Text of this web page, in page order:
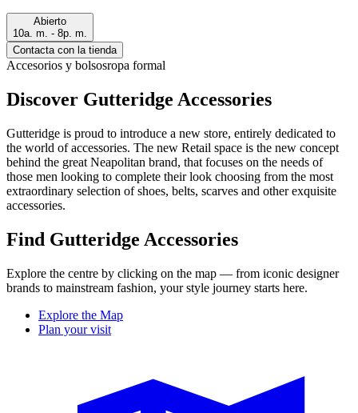
Abierto
10a. m. - 8p. m.
Contacta con la tienda
Accesorios y bolsosropa formal
Discover Gutteridge Accessories
Gutteridge is proud to introduce a new store, entirely dedicated to
the world of accessories. The new Retail space is the new concept
behind the great Neapolitan brand, that focuses on the needs of
those men looking to complete their look choosing from the most
extraordinary selection of shoes, belts, scarves and other exquisite
accessories.
Find Gutteridge Accessories
Explore the centre by clicking on the map — from iconic designer
brands to mainstream fashion, your style journey starts here.
Explore the Map
Plan your visit